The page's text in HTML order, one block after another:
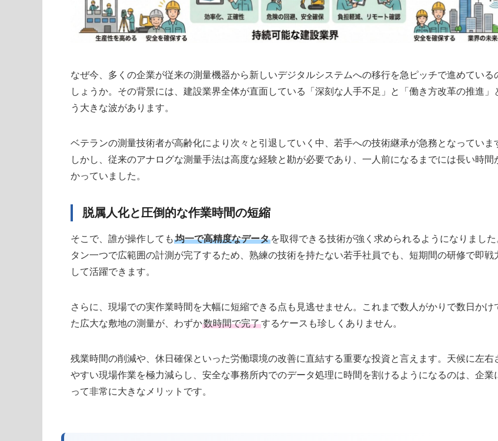
なぜ今、多くの企業が従来の測量機器から新しいデジタルシステムへの移行を急ピッチで進めている
しょうか。その背景には、建設業界全体が直面している「深刻な人手不足」と「働き方改革の推進」
う大きな波があります。
ベテランの測量技術者が高齢化により次々と引退していく中、若手への技術継承が急務となっていま
しかし、従来のアナログな測量手法は高度な経験と勘が必要であり、一人前になるまでには長い時間
かっていました。
脱属人化と圧倒的な作業時間の短縮
そこで、誰が操作しても 均一で高精度なデータ を取得できる技術が強く求められるようになりました
タン一つで広範囲の計測が完了するため、熟練の技術を持たない若手社員でも、短期間の研修で即戦
して活躍できます。
さらに、現場での実作業時間を大幅に短縮できる点も見逃せません。これまで数人がかりで数日かけ
た広大な敷地の測量が、わずか数時間で完了するケースも珍しくありません。
残業時間の削減や、休日確保といった労働環境の改善に直結する重要な投資と言えます。天候に左右
やすい現場作業を極力減らし、安全な事務所内でのデータ処理に時間を割けるようになるのは、企業
って非常に大きなメリットです。